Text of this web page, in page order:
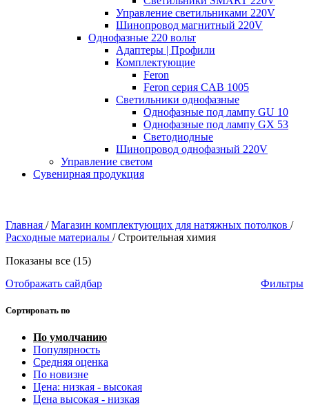
Управление светильниками 220V
Шинопровод магнитный 220V
Однофазные 220 вольт
Адаптеры | Профили
Комплектующие
Feron
Feron серия CAB 1005
Светильники однофазные
Однофазные под лампу GU 10
Однофазные под лампу GX 53
Светодиодные
Шинопровод однофазный 220V
Управление светом
Сувенирная продукция
Главная / Магазин комплектующих для натяжных потолков /
Расходные материалы / Строительная химия
Показаны все (15)
Отображать сайдбар
Фильтры
Сортировать по
По умолчанию
Популярность
Средняя оценка
По новизне
Цена: низкая - высокая
Цена высокая - низкая